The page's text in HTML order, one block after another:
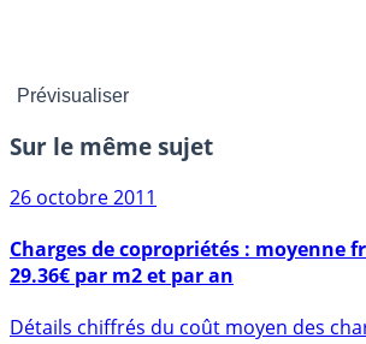
Sur le même sujet
Charges de copropriétés : moyenne